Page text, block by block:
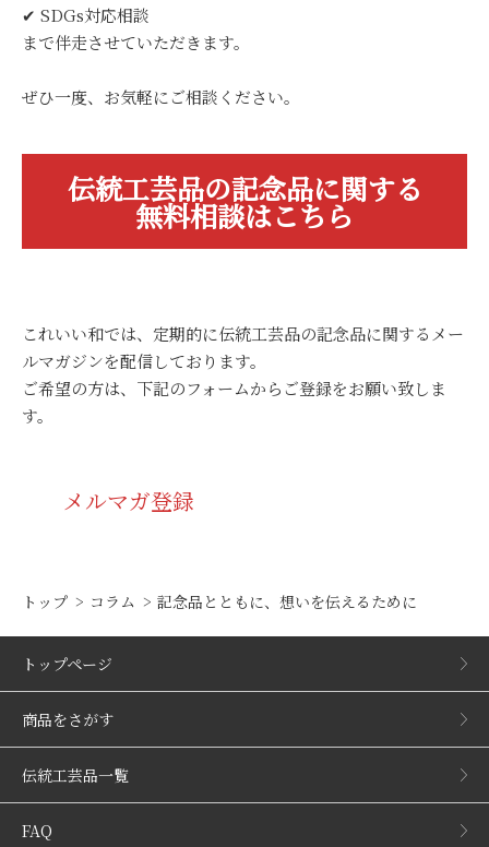
✔ SDGs対応相談
まで伴走させていただきます。
ぜひ一度、お気軽にご相談ください。
伝統工芸品の記念品に関する
無料相談はこちら
これいい和では、定期的に伝統工芸品の記念品に関するメー
ルマガジンを配信しております。
ご希望の方は、下記のフォームからご登録をお願い致しま
す。
メルマガ登録
トップ コラム 記念品とともに、想いを伝えるために
トップページ
商品をさがす
伝統工芸品一覧
FAQ